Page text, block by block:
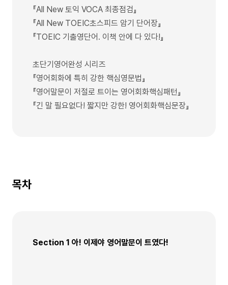
『All New 토익 VOCA 최종점검』
『All New TOEIC초스피드 암기 단어장』
『TOEIC 기출영단어. 이책 안에 다 있다!』
초단기영어완성 시리즈
『영어회화에 특히 강한 핵심영문법』
『영어말문이 저절로 트이는 영어회화핵심패턴』
『긴 말 필요없다! 짧지만 강한! 영어회화핵심문장』
목차
Section 1 아! 이제야 영어말문이 트였다!